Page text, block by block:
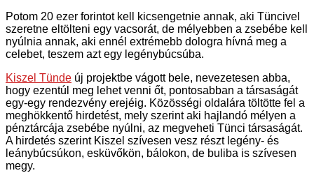
Potom 20 ezer forintot kell kicsengetnie annak, aki Tüncivel
szeretne eltölteni egy vacsorát, de mélyebben a zsebébe kell
nyúlnia annak, aki ennél extrémebb dologra hívná meg a
celebet, teszem azt egy legénybúcsúba.
Kiszel Tünde új projektbe vágott bele, nevezetesen abba,
hogy ezentúl meg lehet venni őt, pontosabban a társaságát
egy-egy rendezvény erejéig. Közösségi oldalára töltötte fel a
meghökkentő hirdetést, mely szerint aki hajlandó mélyen a
pénztárcája zsebébe nyúlni, az megveheti Tünci társaságát.
A hirdetés szerint Kiszel szívesen vesz részt legény- és
leánybúcsúkon, esküvőkön, bálokon, de buliba is szívesen
megy.